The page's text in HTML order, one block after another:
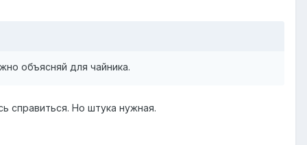
объясняй для чайника.
справиться. Но штука нужная.